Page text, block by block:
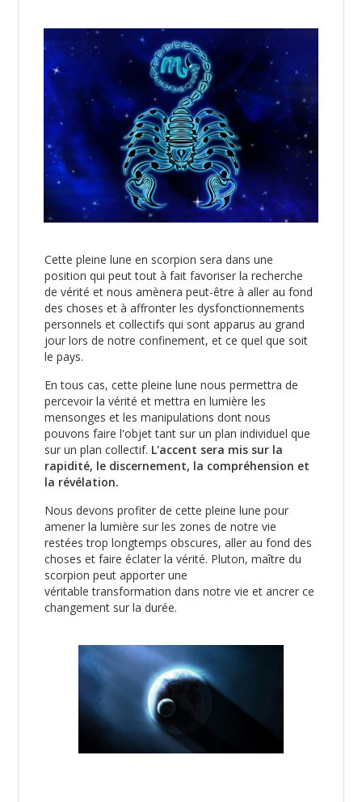
Cette pleine lune en scorpion sera dans une
position qui peut tout à fait favoriser la recherche
de vérité et nous amènera peut-être à aller au fond
des choses et à affronter les dysfonctionnements
personnels et collectifs qui sont apparus au grand
jour lors de notre confinement, et ce quel que soit
le pays.
En tous cas, cette pleine lune nous permettra de
percevoir la vérité et mettra en lumière les
mensonges et les manipulations dont nous
pouvons faire l'objet tant sur un plan individuel que
sur un plan collectif. L'accent sera mis sur la
rapidité, le discernement, la compréhension et
la révélation.
Nous devons profiter de cette pleine lune pour
amener la lumière sur les zones de notre vie
restées trop longtemps obscures, aller au fond des
choses et faire éclater la vérité. Pluton, maître du
scorpion peut apporter une
véritable transformation dans notre vie et ancrer ce
changement sur la durée.